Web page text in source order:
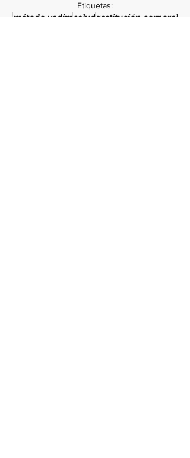
Etiquetas:
método vadimsaludrestitución corporal